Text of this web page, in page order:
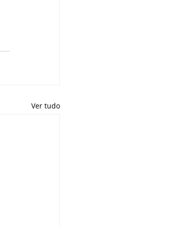
Ver tudo